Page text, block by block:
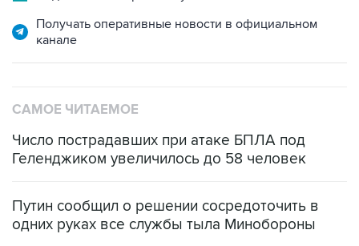
Число пострадавших при атаке БПЛА под
Путин сообщил о решении сосредоточить в
ФСБ сообщила о задержании в Приморье